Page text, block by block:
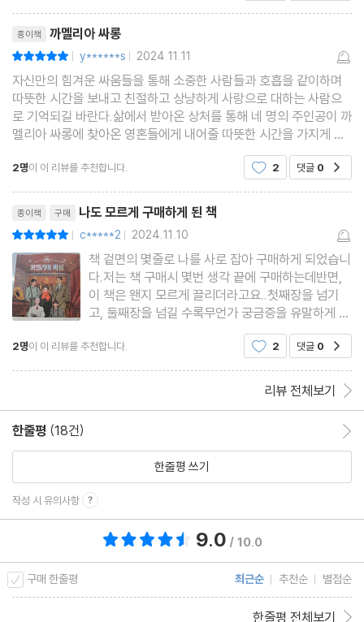
루가 길어집니다
종이책 까멜리아 싸롱
| y******s | 2024.11.11
자신만의 힘겨운 싸움들을 통해 소중한 사람들과 호흡을 같이하며
따뜻한 시간을 보내고 친절하고 상냥하게 사랑으로 대하는 사람으
로 기억되길 바란다.삶에서 받아온 상처를 통해 네 명의 주인공이 까
멜리아 싸롱에 찾아온 영혼들에게 내어줄 따뜻한 시간을 가지게 된
다.우리는 모두 사랑받는 사람이었습니다.까멜리아 싸롱에서 주고
받은 애도와 사랑으로 나는 온전히 나를 마주할 수 있
2명이 이 리뷰를 추천합니다. 2 댓글 0
종이책 구매 나도 모르게 구매하게 된 책
| c*****2 | 2024.11.10
책 겉면의 몇줄로 나를 사로 잡아 구매하게 되었습니
다.저는 책 구매시 몇번 생각 끝에 구매하는데반면,
이 책은 왠지 모르게 끌리더라고요..첫째장을 넘기
고, 둘째장을 넘길 수록무언가 궁금증을 유말하게 하
는 이끌림 속에지금도 계속해서 책장을 넘기며 읽고
있습니다.아직은 초반부에 머물러 있지만, 자꾸만 읽
2명이 이 리뷰를 추천합니다. 2 댓글 0
리뷰 전체보기
한줄평 (18건)
한줄평 쓰기
작성 시 유의사항
9.0 / 10.0
구매 한줄평 최근순 추천순 별점순
한줄평 전체보기